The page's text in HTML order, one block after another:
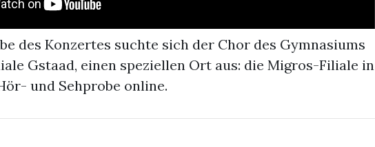
des Konzertes suchte sich der Chor des Gymnasiums
Gstaad, einen speziellen Ort aus: die Migros-Filiale in
und Sehprobe online.